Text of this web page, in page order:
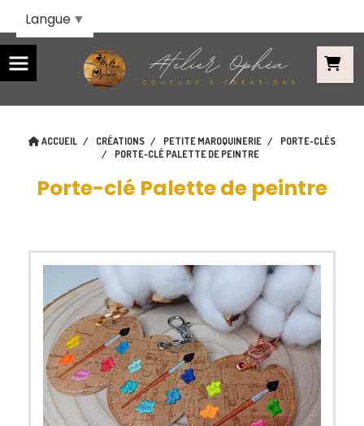
ACCUEIL CRÉATIONS PETITE MAROQUINERIE
PORTE-CLÉS
PORTE-CLÉ PALETTE DE PEINTRE
Porte-clé Palette de peintre
Langue ▼